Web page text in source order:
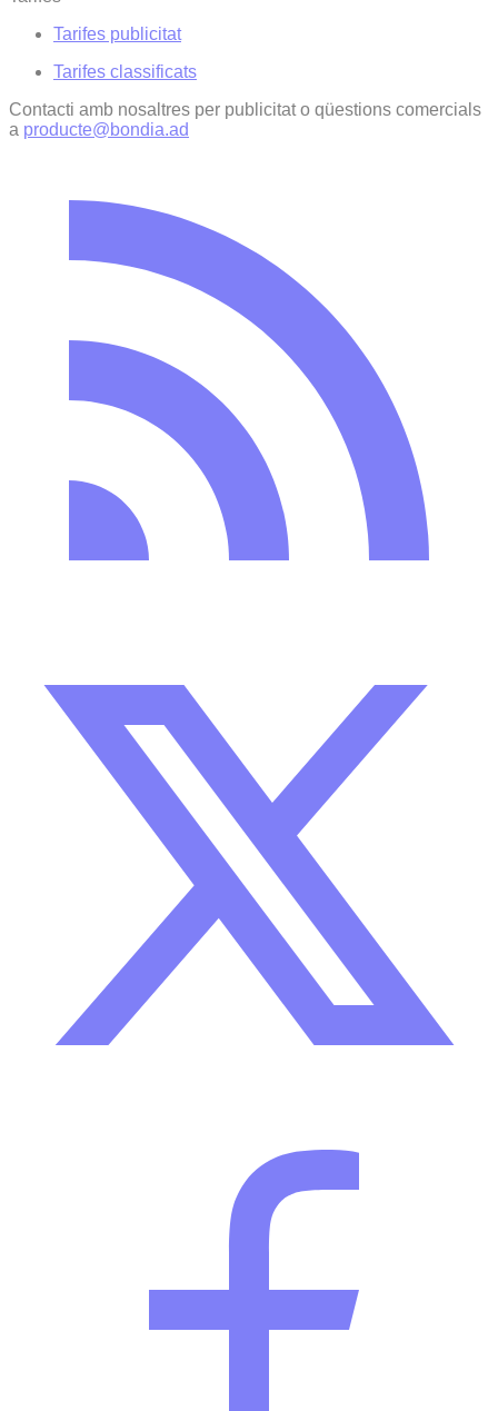
Tarifes publicitat
Tarifes classificats
Contacti amb nosaltres per publicitat o qüestions comercials
a producte@bondia.ad